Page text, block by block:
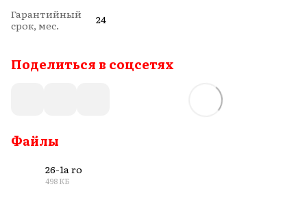
Гарантийный
срок, мес.
24
Поделиться в соцсетях
Файлы
26-1a ro
498 КБ